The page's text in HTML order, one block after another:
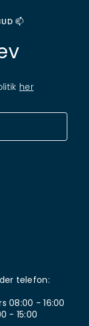
📫
her
telefon:
08:00 - 16:00
- 15:00